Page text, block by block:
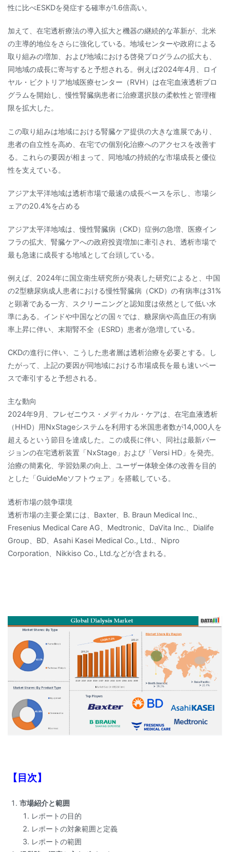
性に比べESKDを発症する確率が1.6倍高い。
加えて、在宅透析療法の導入拡大と機器の継続的な革新が、北米
の主導的地位をさらに強化している。地域センターや政府による
取り組みの増加、および地域における啓発プログラムの拡大も、
同地域の成長に寄与すると予想される。例えば2024年4月、ロイ
ヤル・ビクトリア地域医療センター（RVH）は在宅血液透析プロ
グラムを開始し、慢性腎臓病患者に治療選択肢の柔軟性と管理権
限を拡大した。
この取り組みは地域における腎臓ケア提供の大きな進展であり、
患者の自立性を高め、在宅での個別化治療へのアクセスを改善す
る。これらの要因が相まって、同地域の持続的な市場成長と優位
性を支えている。
アジア太平洋地域は透析市場で最速の成長ペースを示し、市場シ
ェアの20.4%を占める
アジア太平洋地域は、慢性腎臓病（CKD）症例の急増、医療イン
フラの拡大、腎臓ケアへの政府投資増加に牽引され、透析市場で
最も急速に成長する地域として台頭している。
例えば、2024年に国立衛生研究所が発表した研究によると、中国
の2型糖尿病成人患者における慢性腎臓病（CKD）の有病率は31%
と顕著である一方、スクリーニングと認知度は依然として低い水
準にある。インドや中国などの国々では、糖尿病や高血圧の有病
率上昇に伴い、末期腎不全（ESRD）患者が急増している。
CKDの進行に伴い、こうした患者層は透析治療を必要とする。し
たがって、上記の要因が同地域における市場成長を最も速いペー
スで牽引すると予想される。
主な動向
2024年9月、フレゼニウス・メディカル・ケアは、在宅血液透析
（HHD）用NxStageシステムを利用する米国患者数が14,000人を
超えるという節目を達成した。この成長に伴い、同社は最新バー
ジョンの在宅透析装置「NxStage」および「Versi HD」を発売。
治療の簡素化、学習効果の向上、ユーザー体験全体の改善を目的
とした「GuideMeソフトウェア」を搭載している。
透析市場の競争環境
透析市場の主要企業には、Baxter、B. Braun Medical Inc.、
Fresenius Medical Care AG、Medtronic、DaVita Inc.、Dialife
Group、BD、Asahi Kasei Medical Co., Ltd.、Nipro
Corporation、Nikkiso Co., Ltd.などが含まれる。
【目次】
市場紹介と範囲
レポートの目的
レポートの対象範囲と定義
レポートの範囲